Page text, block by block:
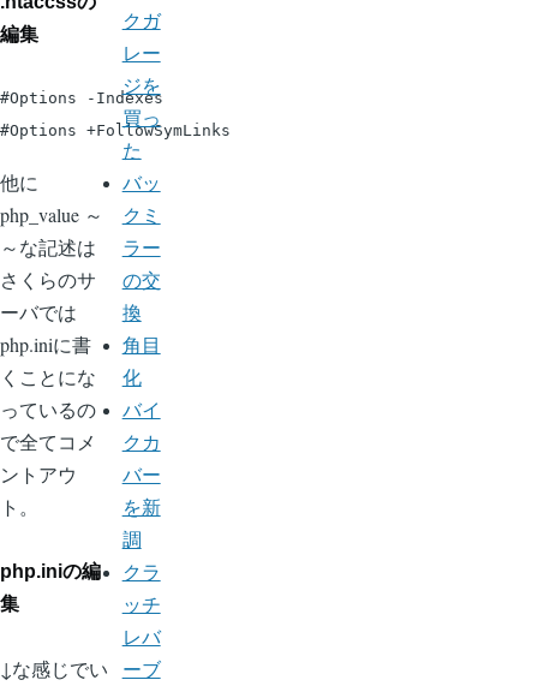
編集
#Options -Indexes
他に
php_value ～
～な記述は
さくらのサ
ーバでは
php.iniに書
くことにな
っているの
で全てコメ
ントアウ
ト。
php.iniの編
集
↓な感じでい
クガ
レー
ジを
買っ
た
バッ
クミ
ラー
の交
換
角目
化
バイ
クカ
バー
を新
調
クラ
ッチ
レバ
ーブ